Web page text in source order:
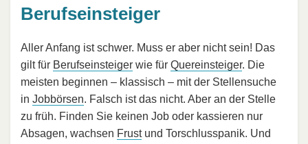
Berufseinsteiger
Aller Anfang ist schwer. Muss er aber nicht sein! Das
gilt für Berufseinsteiger wie für Quereinsteiger. Die
meisten beginnen – klassisch – mit der Stellensuche
in Jobbörsen. Falsch ist das nicht. Aber an der Stelle
zu früh. Finden Sie keinen Job oder kassieren nur
Absagen, wachsen Frustund Torschlusspanik. Und